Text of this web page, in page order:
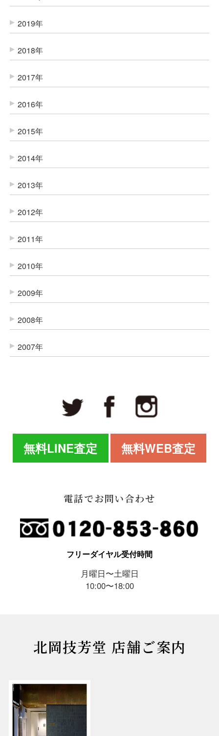
2019年
2018年
2017年
2016年
2015年
2014年
2013年
2012年
2011年
2010年
2009年
2008年
2007年
無料LINE査定 無料WEB査定
電話でお問い合わせ
フリーダイヤル受付時間
月曜日〜土曜日
10:00〜18:00
北岡技芳堂 店舗ご案内